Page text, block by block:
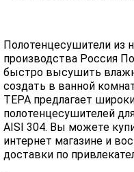
Полотенцесушители из
производства Россия
быстро высушить
создать в ванной
ТЕРА предлагает
полотенцесушителей
AISI 304. Вы можете
интернет магазине и
доставки по